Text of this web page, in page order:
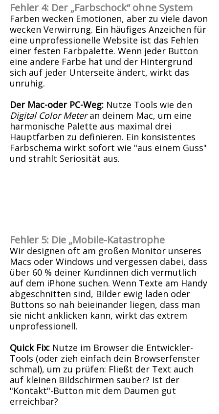
Fehler 4: Der „Farbschock“ ohne System
Farben wecken Emotionen, aber zu viele davon
wecken Verwirrung. Ein häufiges Anzeichen für
eine unprofessionelle Website ist das Fehlen
einer festen Farbpalette. Wenn jeder Button
eine andere Farbe hat und der Hintergrund
sich auf jeder Unterseite ändert, wirkt das
unruhig.
Der Mac-oder PC-Weg: Nutze Tools wie den
Digital Color Meteran deinem Mac, um eine
harmonische Palette aus maximal drei
Hauptfarben zu definieren. Ein konsistentes
Farbschema wirkt sofort wie "aus einem Guss"
und strahlt Seriosität aus.
Fehler 5: Die „Mobile-Katastrophe
Wir designen oft am großen Monitor unseres
Macs oder Windows und vergessen dabei, dass
über 60 % deiner Kundinnen dich vermutlich
auf dem iPhone suchen. Wenn Texte am Handy
abgeschnitten sind, Bilder ewig laden oder
Buttons so nah beieinander liegen, dass man
sie nicht anklicken kann, wirkt das extrem
unprofessionell.
Quick Fix: Nutze im Browser die Entwickler-
Tools (oder zieh einfach dein Browserfenster
schmal), um zu prüfen: Fließt der Text auch
auf kleinen Bildschirmen sauber? Ist der
"Kontakt"-Button mit dem Daumen gut
erreichbar?